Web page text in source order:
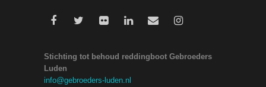
Stichting tot behoud reddingboot Gebroeders
Luden
info@gebroeders-luden.nl